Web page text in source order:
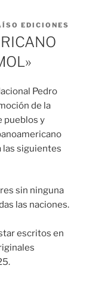
EDICIONES
Pedro
de la
pueblos y
las siguientes
sin ninguna
las naciones.
escritos en